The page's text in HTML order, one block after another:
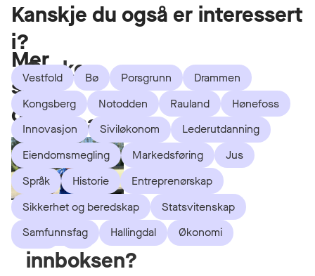
Ønsker
du
informasjon
om
studier
rett
i
innboksen?
Mer
som
dette
Idrett Bø
Kanskje du også er interessert
i?
Vestfold Bø Porsgrunn
Drammen
Kongsberg
Notodden Rauland
Hønefoss
Innovasjon
Siviløkonom
Lederutdanning
Eiendomsmegling
Markedsføring
Jus
Språk
Historie
Entreprenørskap
Sikkerhet og beredskap
Statsvitenskap
Samfunnsfag
Hallingdal Økonomi